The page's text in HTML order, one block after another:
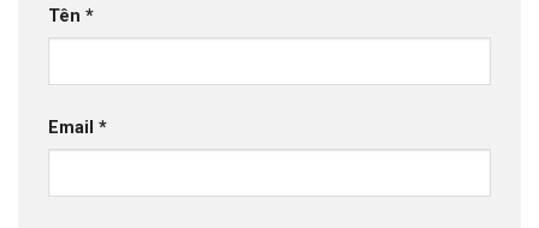
Tên *
Email *